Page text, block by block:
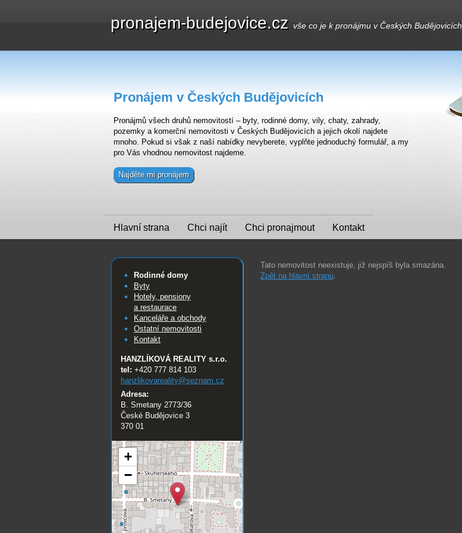
pronajem-budejovice.cz vše co je k pronájmu v Českých Budějovicích
Hlavní strana Chci najít Chci pronajmout Kontakt
Pronájem v Českých Budějovicích
Pronájmů všech druhů nemovitostí – byty, rodinné domy, vily, chaty, zahrady,
pozemky a komerční nemovitosti v Českých Budějovicích a jejich okolí najdete
mnoho. Pokud si však z naší nabídky nevyberete, vyplňte jednoduchý formulář, a my
pro Vás vhodnou nemovitost najdeme.
Najděte mi pronájem
Tato nemovitost neexistuje, již nejspíš byla smazána.
Zpět na hlavní stranu.
Rodinné domy
Byty
Hotely, pensiony
a restaurace
Kanceláře a obchody
Ostatní nemovitosti
Kontakt
HANZLÍKOVÁ REALITY s.r.o.
tel: +420 777 814 103
hanzlikovareality@seznam.cz
Adresa:
B. Smetany 2773/36
České Budějovice 3
370 01
+
−